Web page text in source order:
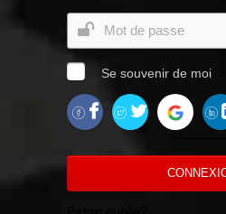
Se souvenir de moi